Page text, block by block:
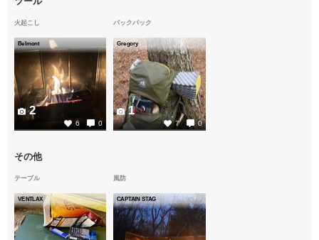
火起こし
Belmont
6 0
2
バックパック
Gregory
7 0
1
その他
テーブル
VENTLAX
風防
CAPTAIN STAG